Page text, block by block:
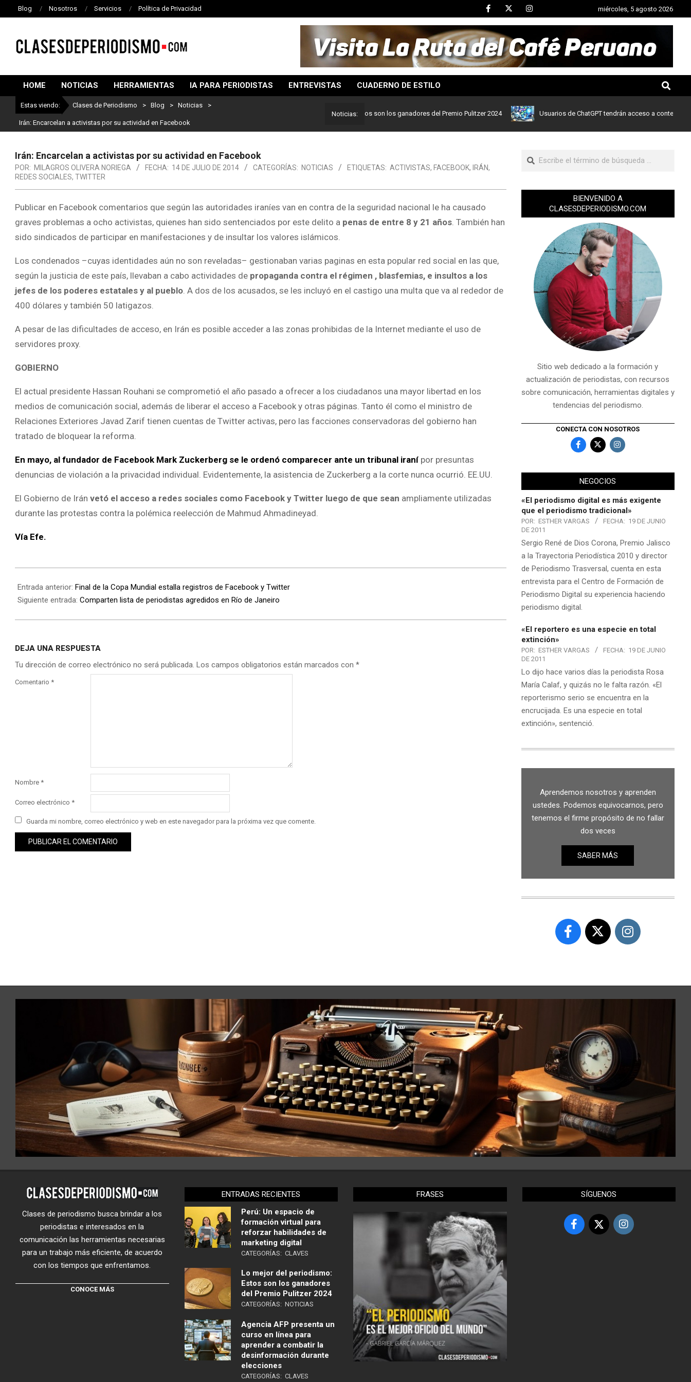
Blog Nosotros Servicios Política de Privacidad miércoles, 5 agosto 2026
DE
PERIODISMO
HOME NOTICIAS HERRAMIENTAS IA PARA PERIODISTAS ENTREVISTAS CUADERNO DE ESTILO
Estas viendo: Clases de Periodismo > Blog > Noticias >
Irán: Encarcelan a activistas por su actividad en Facebook
Noticias:
Lo mejor del periodismo: Estos son los ganadores del Premio Pulitzer 2024 Usuarios de ChatGPT tendrán acceso a contenidos de
Irán: Encarcelan a activistas por su actividad en Facebook
POR: MILAGROS OLIVERA NORIEGA FECHA: 14 DE JULIO DE 2014 CATEGORÍAS: NOTICIAS ETIQUETAS: ACTIVISTAS, FACEBOOK, IRÁN,
REDES SOCIALES, TWITTER
Publicar en Facebook comentarios que según las autoridades iraníes van en contra de la seguridad nacional le ha causado
graves problemas a ocho activistas, quienes han sido sentenciados por este delito a penas de entre 8 y 21 años. También han
sido sindicados de participar en manifestaciones y de insultar los valores islámicos.
Los condenados –cuyas identidades aún no son reveladas– gestionaban varias paginas en esta popular red social en las que,
según la justicia de este país, llevaban a cabo actividades de propaganda contra el régimen , blasfemias, e insultos a los
jefes de los poderes estatales y al pueblo. A dos de los acusados, se les incluyó en el castigo una multa que va al rededor de
400 dólares y también 50 latigazos.
A pesar de las dificultades de acceso, en Irán es posible acceder a las zonas prohibidas de la Internet mediante el uso de
servidores proxy.
GOBIERNO
El actual presidente Hassan Rouhani se comprometió el año pasado a ofrecer a los ciudadanos una mayor libertad en los
medios de comunicación social, además de liberar el acceso a Facebook y otras páginas. Tanto él como el ministro de
Relaciones Exteriores Javad Zarif tienen cuentas de Twitter activas, pero las facciones conservadoras del gobierno han
tratado de bloquear la reforma.
En mayo, al fundador de Facebook Mark Zuckerberg se le ordenó comparecer ante un tribunal iraní por presuntas
denuncias de violación a la privacidad individual. Evidentemente, la asistencia de Zuckerberg a la corte nunca ocurrió. EE.UU.
El Gobierno de Irán vetó el acceso a redes sociales como Facebook y Twitter luego de que sean ampliamente utilizadas
durante las protestas contra la polémica reelección de Mahmud Ahmadineyad.
Vía Efe.
Entrada anterior: Final de la Copa Mundial estalla registros de Facebook y Twitter
Siguiente entrada: Comparten lista de periodistas agredidos en Río de Janeiro
DEJA UNA RESPUESTA
Tu dirección de correo electrónico no será publicada. Los campos obligatorios están marcados con *
Comentario *
Nombre *
Correo electrónico *
Guarda mi nombre, correo electrónico y web en este navegador para la próxima vez que comente.
BIENVENIDO A
CLASESDEPERIODISMO.COM
Sitio web dedicado a la formación y
actualización de periodistas, con recursos
sobre comunicación, herramientas digitales y
tendencias del periodismo.
CONECTA CON NOSOTROS
NEGOCIOS
«El periodismo digital es más exigente
que el periodismo tradicional»
POR: ESTHER VARGAS FECHA: 19 DE JUNIO
DE 2011
Sergio René de Dios Corona, Premio Jalisco
a la Trayectoria Periodística 2010 y director
de Periodismo Trasversal, cuenta en esta
entrevista para el Centro de Formación de
Periodismo Digital su experiencia haciendo
periodismo digital.
«El reportero es una especie en total
extinción»
POR: ESTHER VARGAS FECHA: 19 DE JUNIO
DE 2011
Lo dijo hace varios días la periodista Rosa
María Calaf, y quizás no le falta razón. «El
reporterismo serio se encuentra en la
encrucijada. Es una especie en total
extinción», sentenció.
Aprendemos nosotros y aprenden
ustedes. Podemos equivocarnos, pero
tenemos el firme propósito de no fallar
dos veces
SABER MÁS
Clases de periodismo busca brindar a los
periodistas e interesados en la
comunicación las herramientas necesarias
para un trabajo más eficiente, de acuerdo
con los tiempos que enfrentamos.
CONOCE MÁS
ENTRADAS RECIENTES
Perú: Un espacio de
formación virtual para
reforzar habilidades de
marketing digital
CATEGORÍAS: CLAVES
Lo mejor del periodismo:
Estos son los ganadores
del Premio Pulitzer 2024
CATEGORÍAS: NOTICIAS
Agencia AFP presenta un
curso en línea para
aprender a combatir la
desinformación durante
elecciones
CATEGORÍAS: CLAVES
FRASES SÍGUENOS